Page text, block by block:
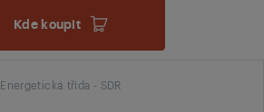
Kde koupit
Energetická třída - SDR